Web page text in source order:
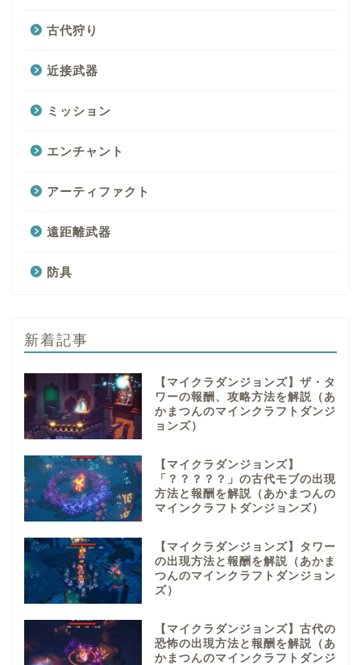
古代狩り
近接武器
ミッション
エンチャント
アーティファクト
遠距離武器
防具
新着記事
【マイクラダンジョンズ】ザ・タ
ワーの報酬、攻略方法を解説（あ
かまつんのマインクラフトダンジ
ョンズ）
【マイクラダンジョンズ】
「？？？？？」の古代モブの出現
方法と報酬を解説（あかまつんの
マインクラフトダンジョンズ）
【マイクラダンジョンズ】タワー
の出現方法と報酬を解説（あかま
つんのマインクラフトダンジョン
ズ）
【マイクラダンジョンズ】古代の
恐怖の出現方法と報酬を解説（あ
かまつんのマインクラフトダンジ